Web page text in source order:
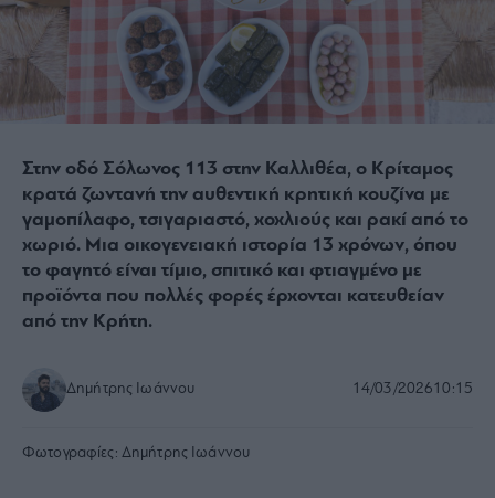
Στην οδό Σόλωνος 113 στην Καλλιθέα, ο Κρίταμος
κρατά ζωντανή την αυθεντική κρητική κουζίνα με
γαμοπίλαφο, τσιγαριαστό, χοχλιούς και ρακί από το
χωριό. Μια οικογενειακή ιστορία 13 χρόνων, όπου
το φαγητό είναι τίμιο, σπιτικό και φτιαγμένο με
προϊόντα που πολλές φορές έρχονται κατευθείαν
από την Κρήτη.
Δημήτρης Ιωάννου 14/03/202610:15
Φωτογραφίες: Δημήτρης Ιωάννου